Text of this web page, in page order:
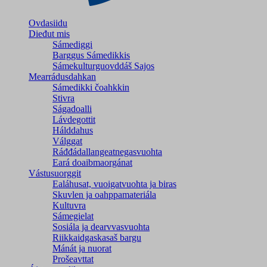
Ovdasiidu
Dieđut mis
Sámediggi
Barggus Sámedikkis
Sámekulturguovddáš Sajos
Mearrádusdahkan
Sámedikki čoahkkin
Stivra
Ságadoalli
Lávdegottit
Hálddahus
Válggat
Ráđđádallangeatnegas­vuohta
Eará doaibmaorgánat
Vástusuorggit
Ealáhusat, vuoigatvuohta ja biras
Skuvlen ja oahppamateriála
Kultuvra
Sámegielat
Sosiála ja dearvvasvuohta
Riikkaidgaskasaš bargu
Mánát ja nuorat
Prošeavttat